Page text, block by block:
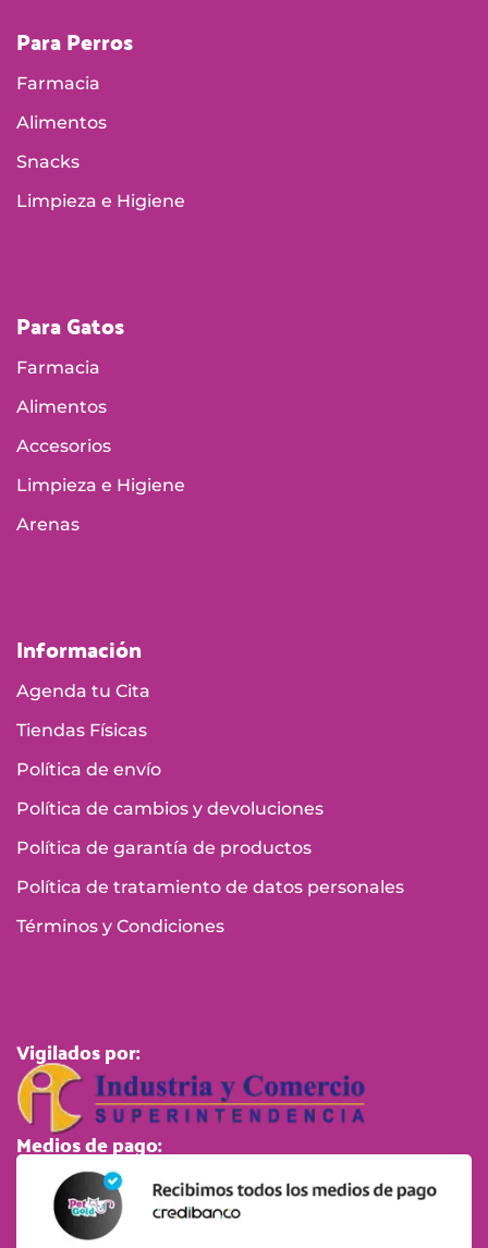
Para Perros
Farmacia
Alimentos
Snacks
Limpieza e Higiene
Para Gatos
Farmacia
Alimentos
Accesorios
Limpieza e Higiene
Arenas
Información
Agenda tu Cita
Tiendas Físicas
Política de envío
Política de cambios y devoluciones
Política de garantía de productos
Política de tratamiento de datos personales
Términos y Condiciones
Vigilados por:
Medios de pago: